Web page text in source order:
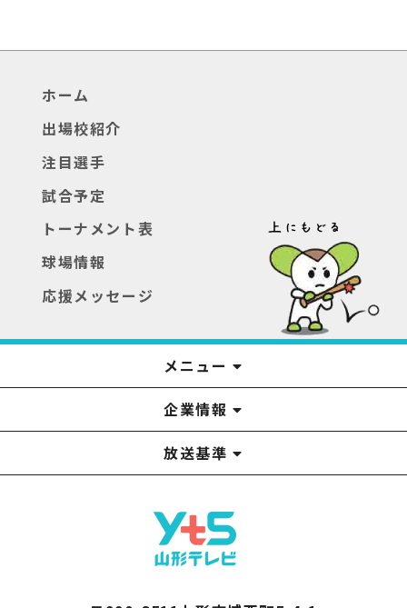
ホーム
出場校紹介
注目選手
試合予定
トーナメント表
球場情報
応援メッセージ
メニュー
YTSニュース
番組
アナウンサー
プレゼント
イベント
みるるん星人
YTS見学ツアー
番組表
お問い合わせ
企業情報
企業情報
役員構成
YTS山形テレビ SDGs 宣言
採用情報
山形テレビ人権方針
山形テレビ国民保護業務計画提出文
個人情報基本方針
情報セキュリティ基本方針
視聴データの取扱いについて
系列局一覧
中継局一覧
放送基準